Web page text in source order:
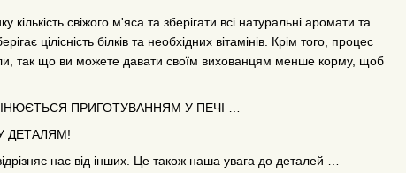
свіжого м'яса та зберігати всі натуральні аромати та
цілісність білків та необхідних вітамінів. Крім того, процес
так що ви можете давати своїм вихованцям менше корму, щоб
ПРИГОТУВАННЯМ У ПЕЧІ …
ДЕТАЛЯМ!
нас від інших. Це також наша увага до деталей …